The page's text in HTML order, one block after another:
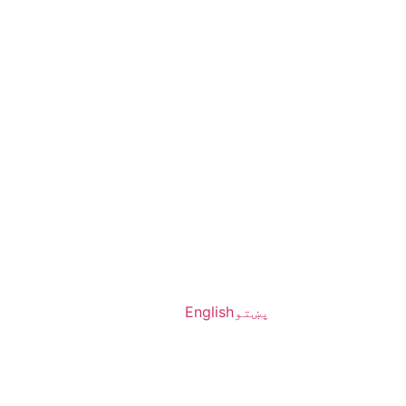
پښتوEnglish